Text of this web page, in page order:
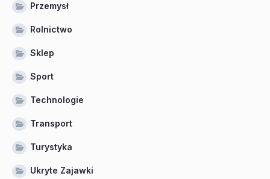
Przemysł
Rolnictwo
Sklep
Sport
Technologie
Transport
Turystyka
Ukryte Zajawki